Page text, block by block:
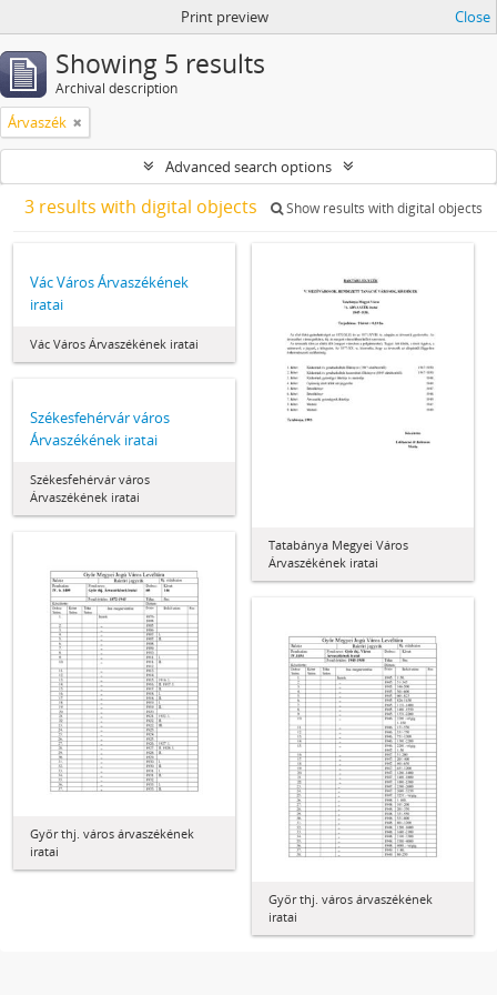
Print preview Close
Showing 5 results
Archival description
Árvaszék
Advanced search options
3 results with digital objects Show results with digital objects
Vác Város Árvaszékének
iratai
Vác Város Árvaszékének iratai
Tatabánya Megyei Város
Árvaszékének iratai
Székesfehérvár város
Árvaszékének iratai
Székesfehérvár város
Árvaszékének iratai
Győr thj. város árvaszékének
iratai
Győr thj. város árvaszékének
iratai